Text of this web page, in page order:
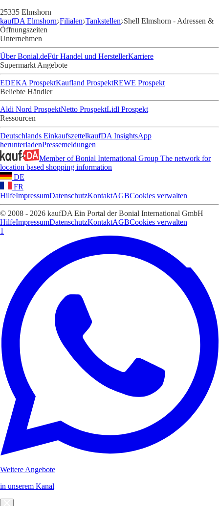
25335 Elmshorn
kaufDA Elmshorn Filialen Tankstellen Shell Elmshorn - Adressen &
Öffnungszeiten
Unternehmen
Über Bonial.deFür Handel und HerstellerKarriere
Supermarkt Angebote
EDEKA ProspektKaufland ProspektREWE Prospekt
Beliebte Händler
Aldi Nord ProspektNetto ProspektLidl Prospekt
Ressourcen
Deutschlands EinkaufszettelkaufDA InsightsApp
herunterladenPressemeldungen
Member of Bonial International Group The network for
location based shopping information
DE
FR
HilfeImpressumDatenschutzKontaktAGBCookies verwalten
© 2008 - 2026 kaufDA Ein Portal der Bonial International GmbH
HilfeImpressumDatenschutzKontaktAGBCookies verwalten
1
Weitere Angebote
in unserem Kanal